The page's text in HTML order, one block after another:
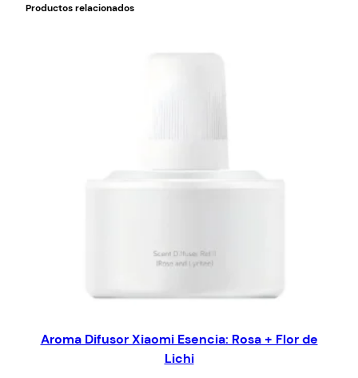
Productos relacionados
Aroma Difusor Xiaomi Esencia: Rosa + Flor de
Lichi